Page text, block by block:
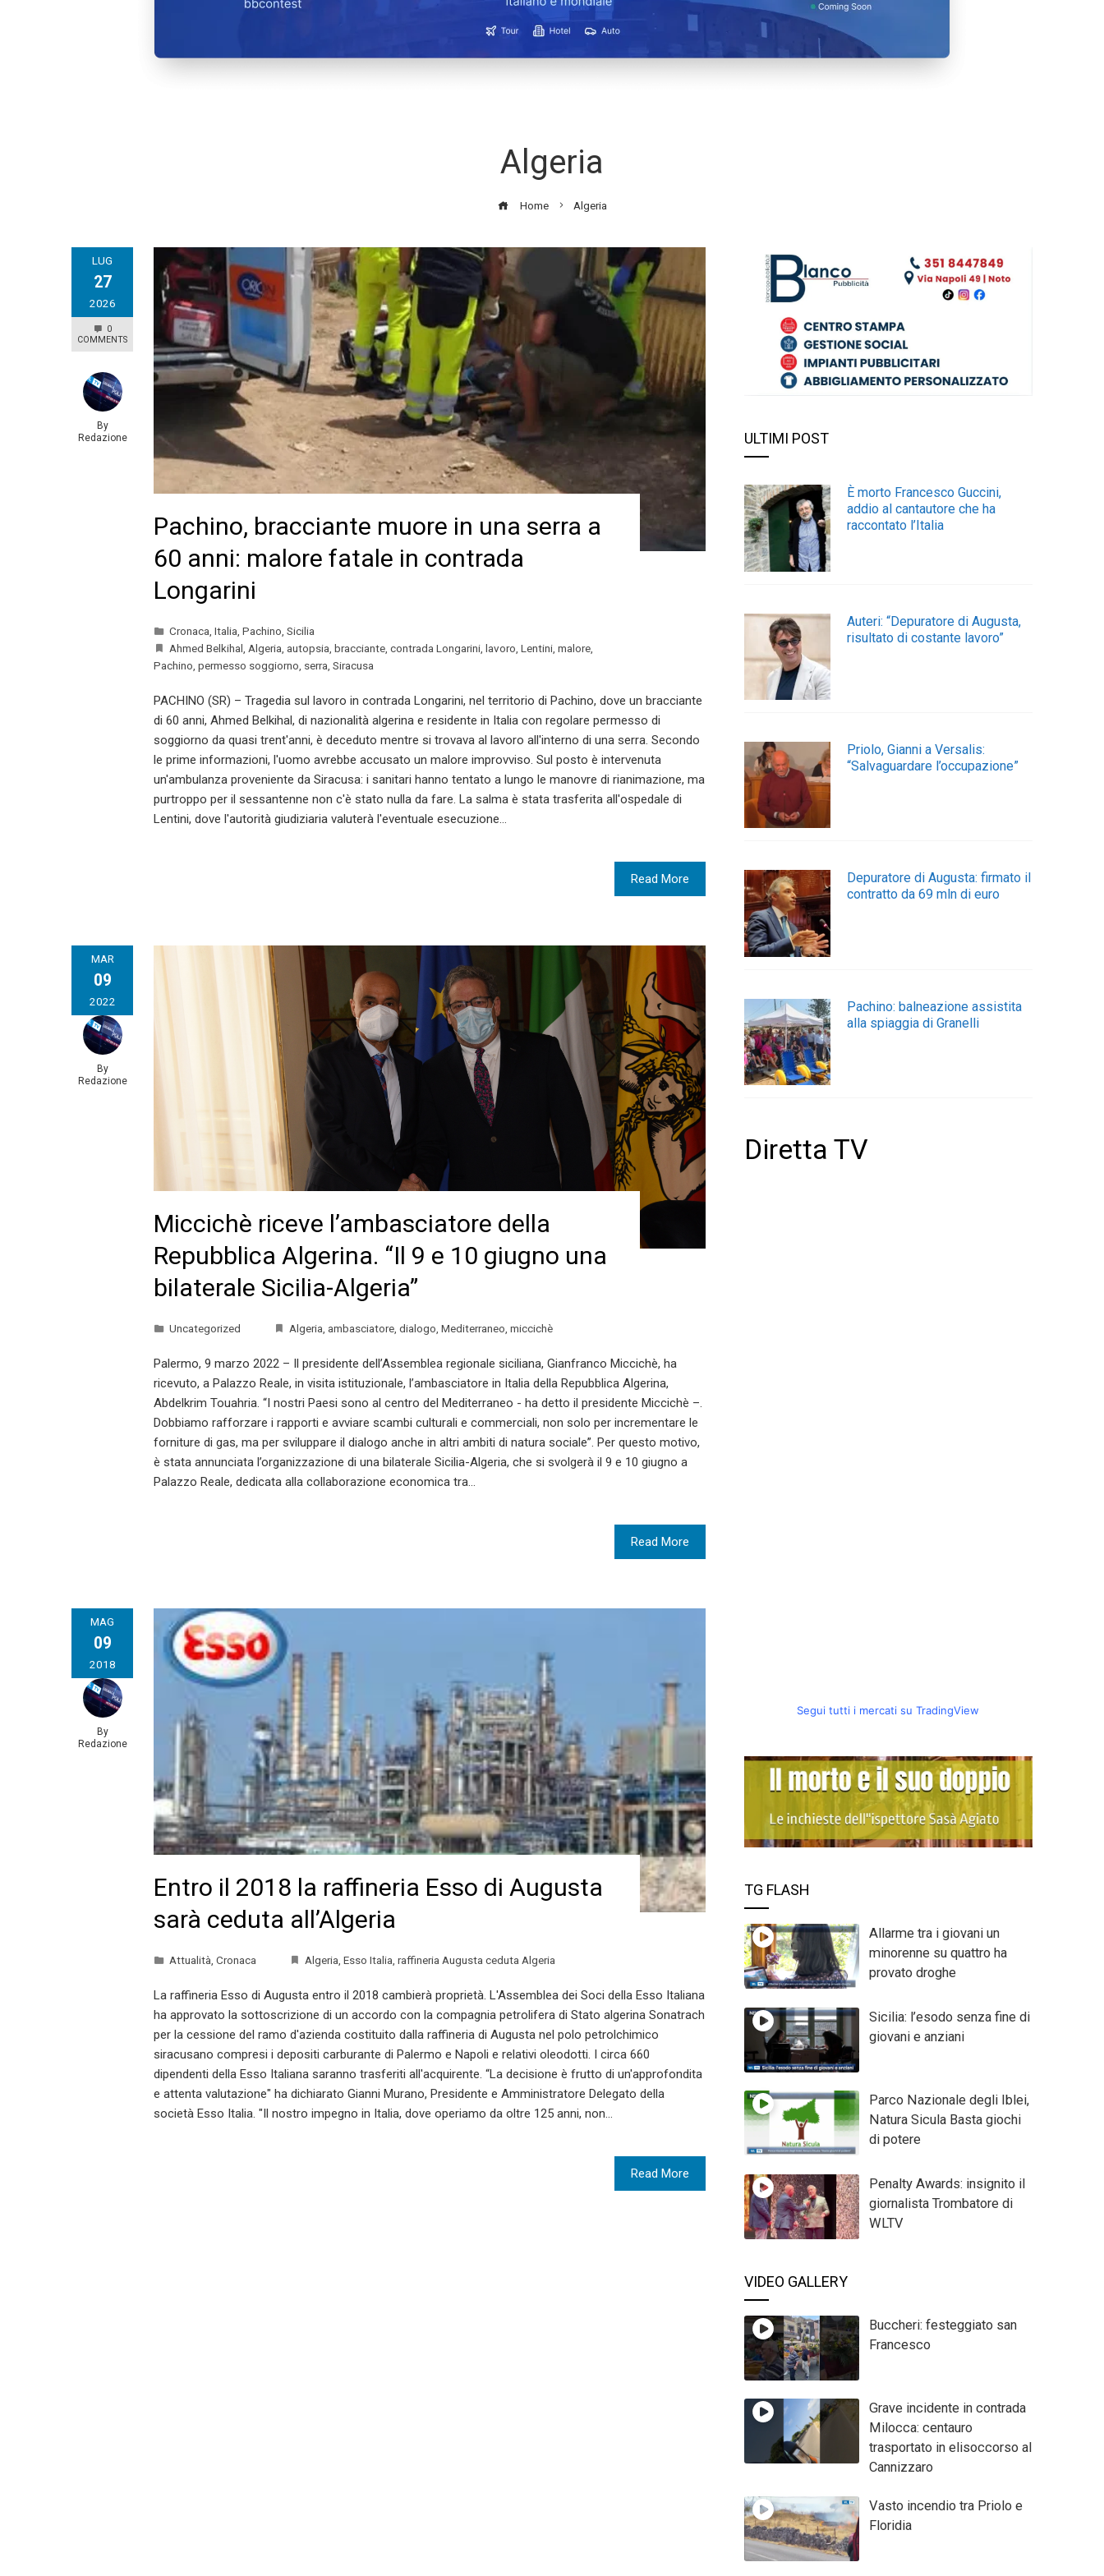
Algeria
Home Algeria
LUG
27
2026
0
COMMENTS
By
Redazione
Pachino, bracciante muore in una serra a
60 anni: malore fatale in contrada
Longarini
Cronaca Italia Pachino Sicilia
Ahmed Belkihal Algeria autopsia bracciante contrada Longarini lavoro Lentini malore
Pachino permesso soggiorno serra Siracusa
PACHINO (SR) – Tragedia sul lavoro in contrada Longarini, nel territorio di Pachino, dove un bracciante
di 60 anni, Ahmed Belkihal, di nazionalità algerina e residente in Italia con regolare permesso di
soggiorno da quasi trent'anni, è deceduto mentre si trovava al lavoro all'interno di una serra. Secondo
le prime informazioni, l'uomo avrebbe accusato un malore improvviso. Sul posto è intervenuta
un'ambulanza proveniente da Siracusa: i sanitari hanno tentato a lungo le manovre di rianimazione, ma
purtroppo per il sessantenne non c'è stato nulla da fare. La salma è stata trasferita all'ospedale di
Lentini, dove l'autorità giudiziaria valuterà l'eventuale esecuzione…
Read More
MAR
09
2022
By
Redazione
Miccichè riceve l’ambasciatore della
Repubblica Algerina. “Il 9 e 10 giugno una
bilaterale Sicilia-Algeria”
Uncategorized Algeria, ambasciatore, dialogo, Mediterraneo, miccichè
Palermo, 9 marzo 2022 – Il presidente dell’Assemblea regionale siciliana, Gianfranco Miccichè, ha
ricevuto, a Palazzo Reale, in visita istituzionale, l’ambasciatore in Italia della Repubblica Algerina,
Abdelkrim Touahria. “I nostri Paesi sono al centro del Mediterraneo - ha detto il presidente Miccichè –.
Dobbiamo rafforzare i rapporti e avviare scambi culturali e commerciali, non solo per incrementare le
forniture di gas, ma per sviluppare il dialogo anche in altri ambiti di natura sociale”. Per questo motivo,
è stata annunciata l’organizzazione di una bilaterale Sicilia-Algeria, che si svolgerà il 9 e 10 giugno a
Palazzo Reale, dedicata alla collaborazione economica tra…
Read More
MAG
09
2018
By
Redazione
Entro il 2018 la raffineria Esso di Augusta
sarà ceduta all’Algeria
Attualità Cronaca Algeria Esso Italia raffineria Augusta ceduta Algeria
La raffineria Esso di Augusta entro il 2018 cambierà proprietà. L'Assemblea dei Soci della Esso Italiana
ha approvato la sottoscrizione di un accordo con la compagnia petrolifera di Stato algerina Sonatrach
per la cessione del ramo d'azienda costituito dalla raffineria di Augusta nel polo petrolchimico
siracusano compresi i depositi carburante di Palermo e Napoli e relativi oleodotti. I circa 660
dipendenti della Esso Italiana saranno trasferiti all'acquirente. “La decisione è frutto di un'approfondita
e attenta valutazione" ha dichiarato Gianni Murano, Presidente e Amministratore Delegato della
società Esso Italia. "Il nostro impegno in Italia, dove operiamo da oltre 125 anni, non…
Read More
ULTIMI POST
È morto Francesco Guccini,
addio al cantautore che ha
raccontato l’Italia
Auteri: “Depuratore di Augusta,
risultato di costante lavoro”
Priolo, Gianni a Versalis:
“Salvaguardare l’occupazione”
Depuratore di Augusta: firmato il
contratto da 69 mln di euro
Pachino: balneazione assistita
alla spiaggia di Granelli
Diretta TV
Segui tutti i mercati su TradingView
TG FLASH
Allarme tra i giovani un
minorenne su quattro ha
provato droghe
Sicilia: l’esodo senza fine di
giovani e anziani
Parco Nazionale degli Iblei,
Natura Sicula Basta giochi
di potere
Penalty Awards: insignito il
giornalista Trombatore di
WLTV
VIDEO GALLERY
Buccheri: festeggiato san
Francesco
Grave incidente in contrada
Milocca: centauro
trasportato in elisoccorso al
Cannizzaro
Vasto incendio tra Priolo e
Floridia